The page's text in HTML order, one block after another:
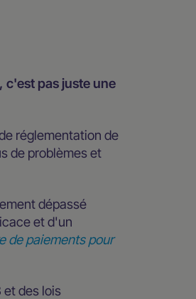
c'est pas juste une
réglementation de
de problèmes et
dépassé
et d'un
de paiements pour
et des lois